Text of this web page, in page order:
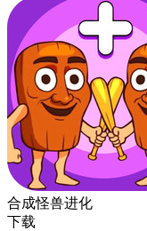
合成怪兽进化
下载